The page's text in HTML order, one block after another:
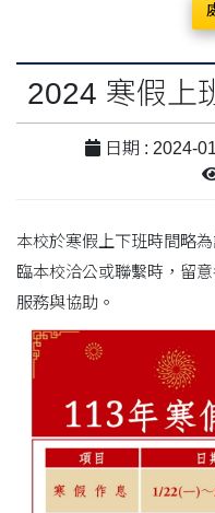
2024 寒假上
日期 : 2024-
本校於寒假上下班時間略
臨本校洽公或聯繫時，留
服務與協助。